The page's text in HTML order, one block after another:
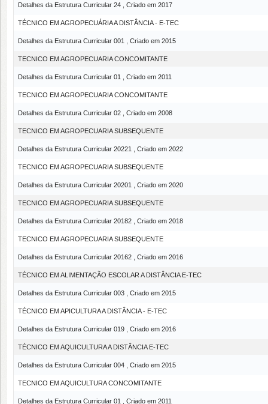
Detalhes da Estrutura Curricular 24 , Criado em 2017
TÉCNICO EM AGROPECUÁRIA A DISTÂNCIA - E-TEC
Detalhes da Estrutura Curricular 001 , Criado em 2015
TECNICO EM AGROPECUARIA CONCOMITANTE
Detalhes da Estrutura Curricular 01 , Criado em 2011
TECNICO EM AGROPECUARIA CONCOMITANTE
Detalhes da Estrutura Curricular 02 , Criado em 2008
TECNICO EM AGROPECUARIA SUBSEQUENTE
Detalhes da Estrutura Curricular 20221 , Criado em 2022
TECNICO EM AGROPECUARIA SUBSEQUENTE
Detalhes da Estrutura Curricular 20201 , Criado em 2020
TECNICO EM AGROPECUARIA SUBSEQUENTE
Detalhes da Estrutura Curricular 20182 , Criado em 2018
TECNICO EM AGROPECUARIA SUBSEQUENTE
Detalhes da Estrutura Curricular 20162 , Criado em 2016
TÉCNICO EM ALIMENTAÇÃO ESCOLAR A DISTÂNCIA E-TEC
Detalhes da Estrutura Curricular 003 , Criado em 2015
TÉCNICO EM APICULTURA A DISTÂNCIA - E-TEC
Detalhes da Estrutura Curricular 019 , Criado em 2016
TÉCNICO EM AQUICULTURA A DISTÂNCIA E-TEC
Detalhes da Estrutura Curricular 004 , Criado em 2015
TECNICO EM AQUICULTURA CONCOMITANTE
Detalhes da Estrutura Curricular 01 , Criado em 2011